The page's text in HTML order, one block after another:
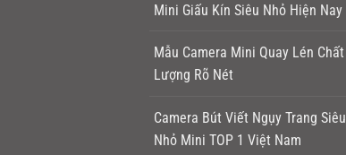
Mini Giấu Kín Siêu Nhỏ Hiện Nay
Mẫu Camera Mini Quay Lén Chất
Lượng Rõ Nét
Camera Bút Viết Ngụy Trang Siêu
Nhỏ Mini TOP 1 Việt Nam